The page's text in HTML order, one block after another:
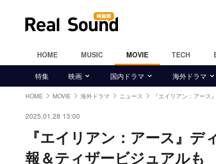
HOME MUSIC MOVIE TECH
特集 映画 国内ドラマ 海外ドラマ
HOME MOVIE 海外ドラマ ニュース 『エイリアン：アース
2025.01.28 13:00
『エイリアン：アース』
報＆ティザービジュアルも